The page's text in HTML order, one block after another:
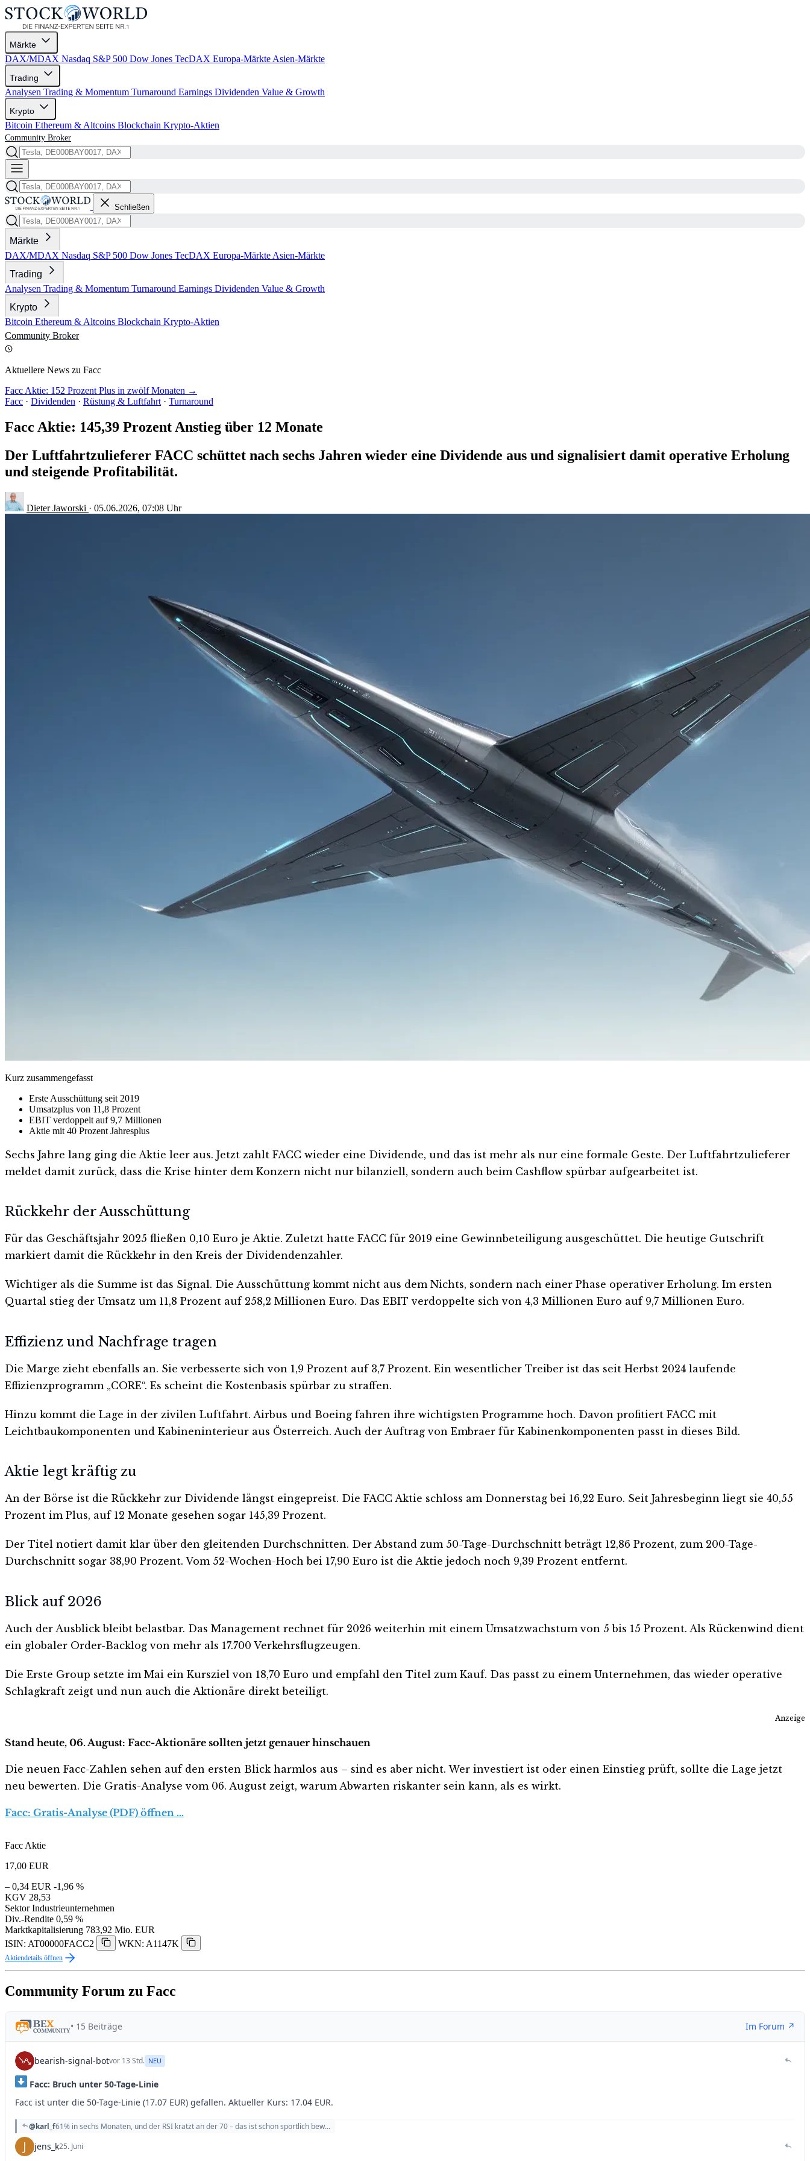
Märkte
DAX/MDAX Nasdaq S&P 500 Dow Jones TecDAX Europa-Märkte Asien-Märkte
Trading
Analysen Trading & Momentum Turnaround Earnings Dividenden Value & Growth
Krypto
Bitcoin Ethereum & Altcoins Blockchain Krypto-Aktien
Community Broker
Schließen
Märkte
DAX/MDAX Nasdaq S&P 500 Dow Jones TecDAX Europa-Märkte Asien-Märkte
Trading
Analysen Trading & Momentum Turnaround Earnings Dividenden Value & Growth
Krypto
Bitcoin Ethereum & Altcoins Blockchain Krypto-Aktien
Community Broker
Aktuellere News zu Facc
Facc Aktie: 152 Prozent Plus in zwölf Monaten →
Facc · Dividenden · Rüstung & Luftfahrt · Turnaround
Facc Aktie: 145,39 Prozent Anstieg über 12 Monate
Der Luftfahrtzulieferer FACC schüttet nach sechs Jahren wieder eine Dividende aus und signalisiert damit operative Erholung
und steigende Profitabilität.
Dieter Jaworski · 05.06.2026, 07:08 Uhr
Kurz zusammengefasst
Erste Ausschüttung seit 2019
Umsatzplus von 11,8 Prozent
EBIT verdoppelt auf 9,7 Millionen
Aktie mit 40 Prozent Jahresplus
Sechs Jahre lang ging die Aktie leer aus. Jetzt zahlt FACC wieder eine Dividende, und das ist mehr als nur eine formale Geste. Der Luftfahrtzulieferer
meldet damit zurück, dass die Krise hinter dem Konzern nicht nur bilanziell, sondern auch beim Cashflow spürbar aufgearbeitet ist.
Rückkehr der Ausschüttung
Für das Geschäftsjahr 2025 fließen 0,10 Euro je Aktie. Zuletzt hatte FACC für 2019 eine Gewinnbeteiligung ausgeschüttet. Die heutige Gutschrift
markiert damit die Rückkehr in den Kreis der Dividendenzahler.
Wichtiger als die Summe ist das Signal. Die Ausschüttung kommt nicht aus dem Nichts, sondern nach einer Phase operativer Erholung. Im ersten
Quartal stieg der Umsatz um 11,8 Prozent auf 258,2 Millionen Euro. Das EBIT verdoppelte sich von 4,3 Millionen Euro auf 9,7 Millionen Euro.
Effizienz und Nachfrage tragen
Die Marge zieht ebenfalls an. Sie verbesserte sich von 1,9 Prozent auf 3,7 Prozent. Ein wesentlicher Treiber ist das seit Herbst 2024 laufende
Effizienzprogramm „CORE“. Es scheint die Kostenbasis spürbar zu straffen.
Hinzu kommt die Lage in der zivilen Luftfahrt. Airbus und Boeing fahren ihre wichtigsten Programme hoch. Davon profitiert FACC mit
Leichtbaukomponenten und Kabineninterieur aus Österreich. Auch der Auftrag von Embraer für Kabinenkomponenten passt in dieses Bild.
Aktie legt kräftig zu
An der Börse ist die Rückkehr zur Dividende längst eingepreist. Die FACC Aktie schloss am Donnerstag bei 16,22 Euro. Seit Jahresbeginn liegt sie 40,55
Prozent im Plus, auf 12 Monate gesehen sogar 145,39 Prozent.
Der Titel notiert damit klar über den gleitenden Durchschnitten. Der Abstand zum 50-Tage-Durchschnitt beträgt 12,86 Prozent, zum 200-Tage-
Durchschnitt sogar 38,90 Prozent. Vom 52-Wochen-Hoch bei 17,90 Euro ist die Aktie jedoch noch 9,39 Prozent entfernt.
Blick auf 2026
Auch der Ausblick bleibt belastbar. Das Management rechnet für 2026 weiterhin mit einem Umsatzwachstum von 5 bis 15 Prozent. Als Rückenwind dient
ein globaler Order-Backlog von mehr als 17.700 Verkehrsflugzeugen.
Die Erste Group setzte im Mai ein Kursziel von 18,70 Euro und empfahl den Titel zum Kauf. Das passt zu einem Unternehmen, das wieder operative
Schlagkraft zeigt und nun auch die Aktionäre direkt beteiligt.
Anzeige
Stand heute, 06. August: Facc-Aktionäre sollten jetzt genauer hinschauen
Die neuen Facc-Zahlen sehen auf den ersten Blick harmlos aus – sind es aber nicht. Wer investiert ist oder einen Einstieg prüft, sollte die Lage jetzt
neu bewerten. Die Gratis-Analyse vom 06. August zeigt, warum Abwarten riskanter sein kann, als es wirkt.
Facc: Gratis-Analyse (PDF) öffnen …
Facc Aktie
17,00 EUR
– 0,34 EUR -1,96 %
KGV 28,53
Sektor Industrieunternehmen
Div.-Rendite 0,59 %
Marktkapitalisierung 783,92 Mio. EUR
ISIN: AT00000FACC2
WKN: A1147K
Aktiendetails öffnen
Community Forum zu Facc